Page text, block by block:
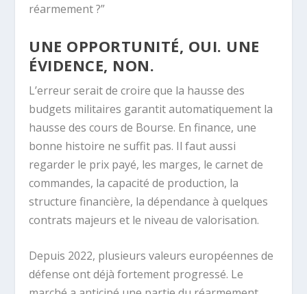
réarmement ?”
UNE OPPORTUNITÉ, OUI. UNE
ÉVIDENCE, NON.
L’erreur serait de croire que la hausse des
budgets militaires garantit automatiquement la
hausse des cours de Bourse. En finance, une
bonne histoire ne suffit pas. Il faut aussi
regarder le prix payé, les marges, le carnet de
commandes, la capacité de production, la
structure financière, la dépendance à quelques
contrats majeurs et le niveau de valorisation.
Depuis 2022, plusieurs valeurs européennes de
défense ont déjà fortement progressé. Le